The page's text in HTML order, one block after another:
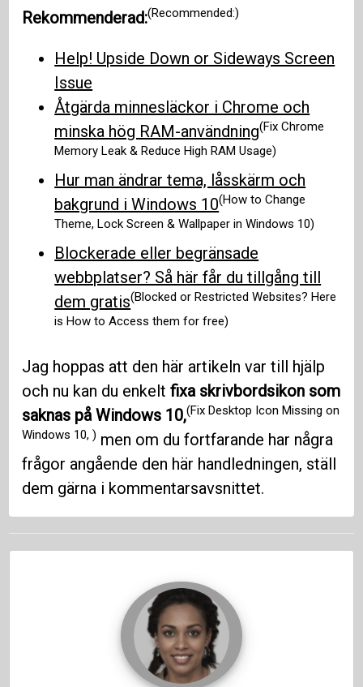
Rekommenderad:(Recommended:)
Help! Upside Down or Sideways Screen
Issue
Åtgärda minnesläckor i Chrome och
minska hög RAM-användning(Fix Chrome
Memory Leak & Reduce High RAM Usage)
Hur man ändrar tema, låsskärm och
bakgrund i Windows 10(How to Change
Theme, Lock Screen & Wallpaper in Windows 10)
Blockerade eller begränsade
webbplatser? Så här får du tillgång till
dem gratis(Blocked or Restricted Websites? Here
is How to Access them for free)
Jag hoppas att den här artikeln var till hjälp
och nu kan du enkeltfixa skrivbordsikon som
saknas på Windows 10,(Fix Desktop Icon Missing on
Windows 10, ) men om du fortfarande har några
frågor angående den här handledningen, ställ
dem gärna i kommentarsavsnittet.